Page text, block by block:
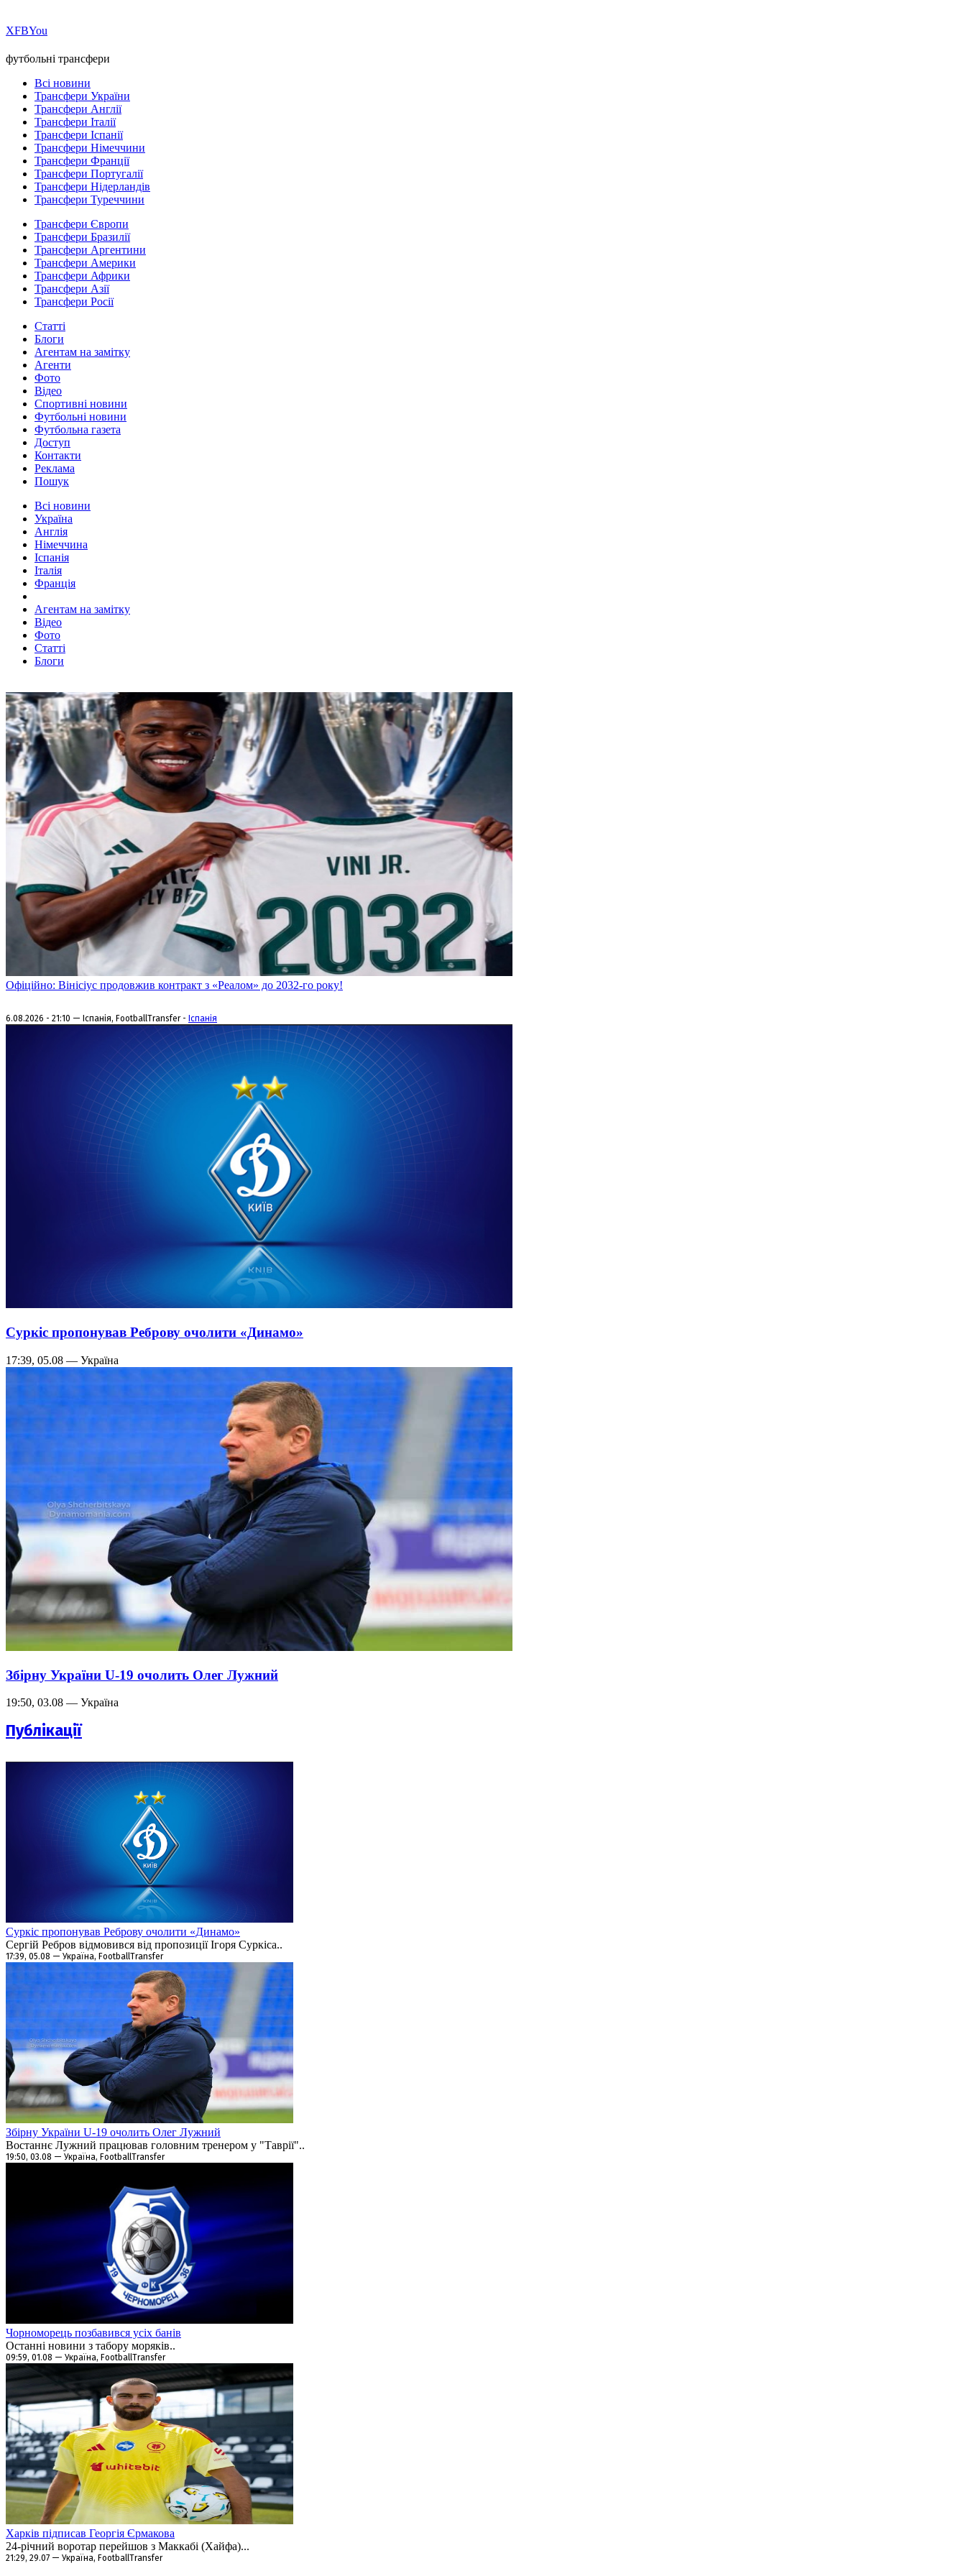
ХFBYou
футбольні трансфери
Всі новини
Трансфери України
Трансфери Англії
Трансфери Італії
Трансфери Іспанії
Трансфери Німеччини
Трансфери Франції
Трансфери Португалії
Трансфери Нідерландів
Трансфери Туреччини
Трансфери Європи
Трансфери Бразилії
Трансфери Аргентини
Трансфери Америки
Трансфери Африки
Трансфери Азії
Трансфери Росії
Статті
Блоги
Агентам на замітку
Агенти
Фото
Відео
Спортивні новини
Футбольні новини
Футбольна газета
Доступ
Контакти
Реклама
Пошук
Всі новини
Україна
Англія
Німеччина
Іспанія
Італія
Франція
Агентам на замітку
Відео
Фото
Статті
Блоги
Офіційно: Вінісіус продовжив контракт з «Реалом» до 2032-го року!
6.08.2026 - 21:10 — Іспанія, FootballTransfer - Іспанія
Суркіс пропонував Реброву очолити «Динамо»
17:39, 05.08 — Україна
Збірну України U-19 очолить Олег Лужний
19:50, 03.08 — Україна
Публікації
Суркіс пропонував Реброву очолити «Динамо»
Сергій Ребров відмовився від пропозиції Ігоря Суркіса..
17:39, 05.08 — Україна, FootballTransfer
Збірну України U-19 очолить Олег Лужний
Востаннє Лужний працював головним тренером у "Таврії"..
19:50, 03.08 — Україна, FootballTransfer
Чорноморець позбавився усіх банів
Останні новини з табору моряків..
09:59, 01.08 — Україна, FootballTransfer
Харків підписав Георгія Єрмакова
24-річний воротар перейшов з Маккабі (Хайфа)...
21:29, 29.07 — Україна, FootballTransfer